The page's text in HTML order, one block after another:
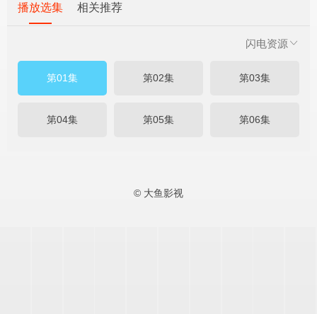
播放选集 相关推荐
闪电资源
第01集 第02集 第03集
第04集 第05集 第06集
© 大鱼影视